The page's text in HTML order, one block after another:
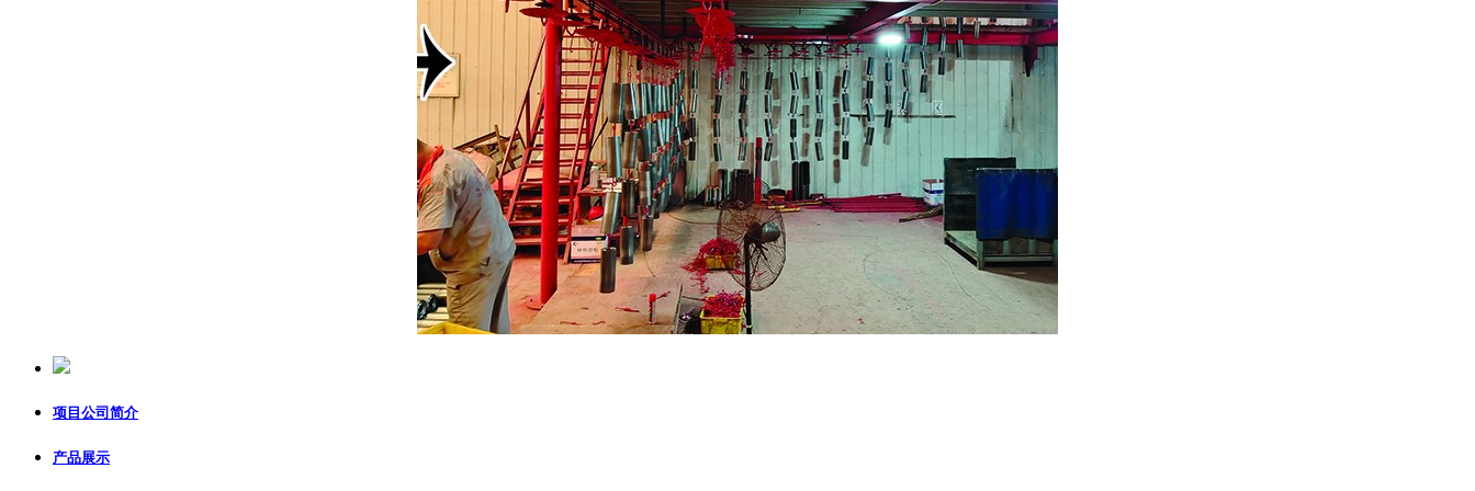
项目公司简介
产品展示